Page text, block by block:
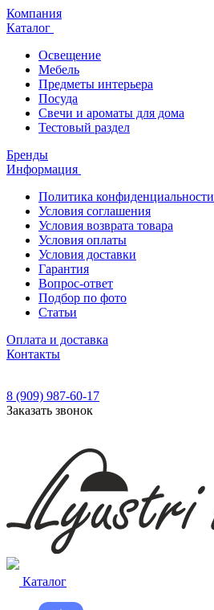
Компания
Каталог
Освещение
Мебель
Предметы интерьера
Посуда
Свечи и ароматы для дома
Тестовый раздел
Бренды
Информация
Политика конфиденциальности
Условия соглашения
Условия возврата товара
Условия оплаты
Условия доставки
Гарантия
Вопрос-ответ
Подбор по фото
Статьи
Оплата и доставка
Контакты
8 (909) 987-60-17
Заказать звонок
Каталог